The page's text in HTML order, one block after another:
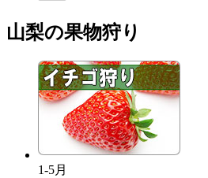
山梨の果物狩り
1-5月